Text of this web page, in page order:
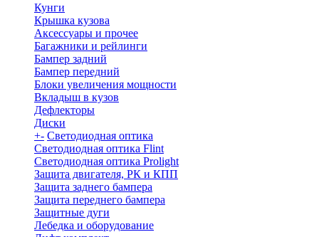
Кунги
Крышка кузова
Аксессуары и прочее
Багажники и рейлинги
Бампер задний
Бампер передний
Блоки увеличения мощности
Вкладыш в кузов
Дефлекторы
Диски
+- Светодиодная оптика
Светодиодная оптика Flint
Светодиодная оптика Prolight
Защита двигателя, РК и КПП
Защита заднего бампера
Защита переднего бампера
Защитные дуги
Лебедка и оборудование